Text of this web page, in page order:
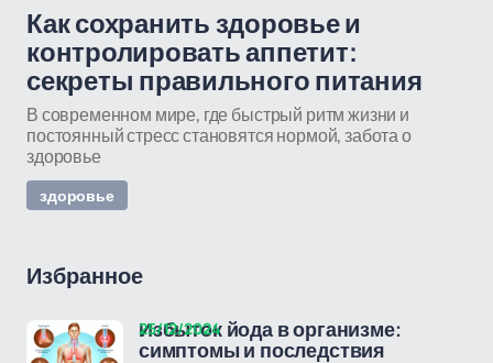
Как сохранить здоровье и
контролировать аппетит:
секреты правильного питания
В современном мире, где быстрый ритм жизни и
постоянный стресс становятся нормой, забота о
здоровье
здоровье
Избранное
Избыток йода в организме:
симптомы и последствия
25/12/2024